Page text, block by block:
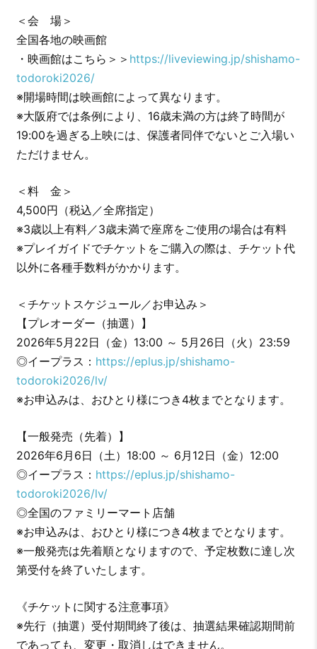
＜会 場＞
全国各地の映画館
・映画館はこちら＞＞ https://liveviewing.jp/shishamo-
todoroki2026/
※開場時間は映画館によって異なります。
※大阪府では条例により、16歳未満の方は終了時間が
19:00を過ぎる上映には、保護者同伴でないとご入場い
ただけません。
＜料 金＞
4,500円（税込／全席指定）
※3歳以上有料／3歳未満で座席をご使用の場合は有料
※プレイガイドでチケットをご購入の際は、チケット代
以外に各種手数料がかかります。
＜チケットスケジュール／お申込み＞
【プレオーダー（抽選）】
2026年5月22日（金）13:00 ～ 5月26日（火）23:59
◎イープラス： https://eplus.jp/shishamo-
todoroki2026/lv/
※お申込みは、おひとり様につき4枚までとなります。
【一般発売（先着）】
2026年6月6日（土）18:00 ～ 6月12日（金）12:00
◎イープラス： https://eplus.jp/shishamo-
todoroki2026/lv/
◎全国のファミリーマート店舗
※お申込みは、おひとり様につき4枚までとなります。
※一般発売は先着順となりますので、予定枚数に達し次
第受付を終了いたします。
《チケットに関する注意事項》
※先行（抽選）受付期間終了後は、抽選結果確認期間前
であっても、変更・取消しはできません。